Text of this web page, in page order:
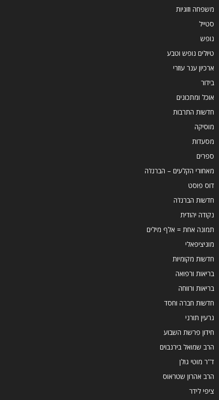
משפחה וזוגיות
סטייל
נופש
טיולים נופש וטבע
ארכיון ענר עוזרי
בידור
אוכל ומתכונים
חדשות התרבות
מוסיקה
מסעדות
ספרים
מאחורי הקלעים – הברנז'ה
דוס פוסט
חדשות הברנז'ה
נקודה יהודית
תמונה אחת = אלף מילים
מוניציפאלי
חדשות מקומיות
בריאות ורפואה
בריאות ורווחה
חדשות חברה וחסד
גרעין תורני
חידון פרשת השבוע
הרב שמואל בירנבוים
ד''ר מוטי גולן
הרב אהרון שטראוס
ציפי לידר